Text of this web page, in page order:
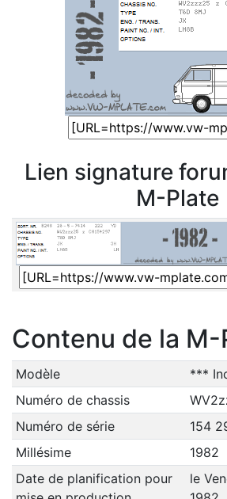
Lien signature
M-Plate
Contenu de la M-
Modèle
***
Numéro de chassis
Numéro de série
154
Millésime
1982
Date de planification pour
le